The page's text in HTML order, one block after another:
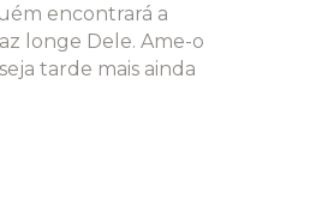
encontrará a
longe Dele. Ame-o
tarde mais ainda